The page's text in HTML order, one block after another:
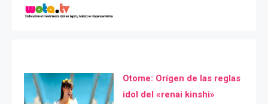
Otome: Orígen de las reglas
idol del «renai kinshi»